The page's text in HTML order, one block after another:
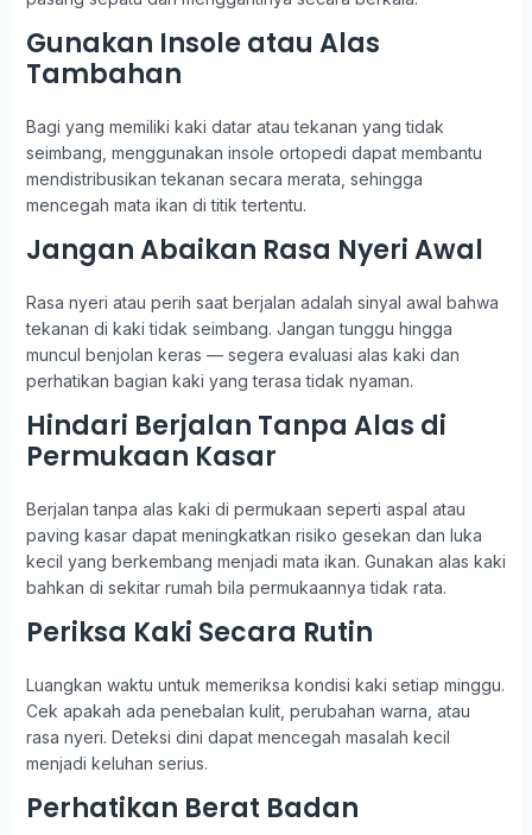
Gunakan Insole atau Alas
Tambahan
Bagi yang memiliki kaki datar atau tekanan yang tidak
seimbang, menggunakan insole ortopedi dapat membantu
mendistribusikan tekanan secara merata, sehingga
mencegah mata ikan di titik tertentu.
Jangan Abaikan Rasa Nyeri Awal
Rasa nyeri atau perih saat berjalan adalah sinyal awal bahwa
tekanan di kaki tidak seimbang. Jangan tunggu hingga
muncul benjolan keras — segera evaluasi alas kaki dan
perhatikan bagian kaki yang terasa tidak nyaman.
Hindari Berjalan Tanpa Alas di
Permukaan Kasar
Berjalan tanpa alas kaki di permukaan seperti aspal atau
paving kasar dapat meningkatkan risiko gesekan dan luka
kecil yang berkembang menjadi mata ikan. Gunakan alas kaki
bahkan di sekitar rumah bila permukaannya tidak rata.
Periksa Kaki Secara Rutin
Luangkan waktu untuk memeriksa kondisi kaki setiap minggu.
Cek apakah ada penebalan kulit, perubahan warna, atau
rasa nyeri. Deteksi dini dapat mencegah masalah kecil
menjadi keluhan serius.
Perhatikan Berat Badan